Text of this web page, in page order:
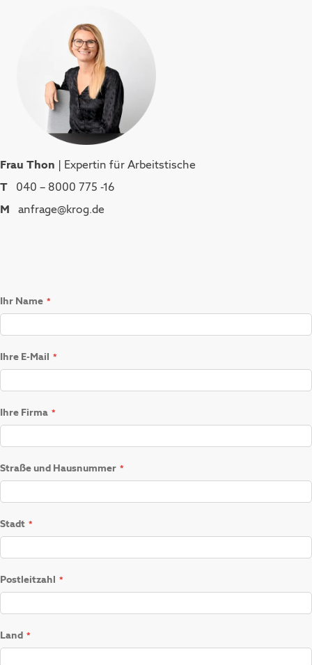
Frau Thon | Expertin für Arbeitstische
T 040 – 8000 775 -16
M anfrage@krog.de
Ihr Name
Ihre E-Mail
Ihre Firma
Straße und Hausnummer
Stadt
Postleitzahl
Land